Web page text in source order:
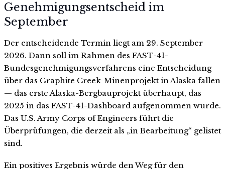
Genehmigungsentscheid im
September
Der entscheidende Termin liegt am 29. September
2026. Dann soll im Rahmen des FAST-41-
Bundesgenehmigungsverfahrens eine Entscheidung
über das Graphite Creek-Minenprojekt in Alaska fallen
— das erste Alaska-Bergbauprojekt überhaupt, das
2025 in das FAST-41-Dashboard aufgenommen wurde.
Das U.S. Army Corps of Engineers führt die
Überprüfungen, die derzeit als „in Bearbeitung“ gelistet
sind.
Ein positives Ergebnis würde den Weg für den